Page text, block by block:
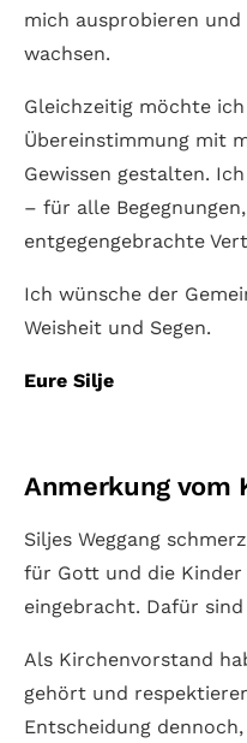
mich ausprobieren
wachsen.
Gleichzeitig möchte
Übereinstimmung mit
Gewissen gestalten.
– für alle
entgegengebrachte
Ich wünsche der
Weisheit und Segen.
Eure Silje
Anmerkung vom
Siljes Weggang
für Gott und die Kinder
eingebracht. Dafür
Als Kirchenvorstand
gehört und
Entscheidung